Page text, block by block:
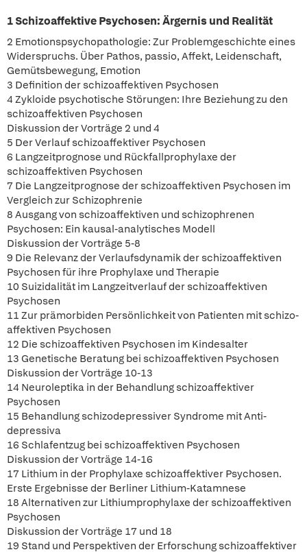
1 Schizoaffektive Psychosen: Ärgernis und Realität
2 Emotionspsychopathologie: Zur Problemgeschichte eines
Widerspruchs. Über Pathos, passio, Affekt, Leidenschaft,
Gemütsbewegung, Emotion
3 Definition der schizoaffektiven Psychosen
4 Zykloide psychotische Störungen: Ihre Beziehung zu den
schizoaffektiven Psychosen
Diskussion der Vorträge 2 und 4
5 Der Verlauf schizoaffektiver Psychosen
6 Langzeitprognose und Rückfallprophylaxe der
schizoaffektiven Psychosen
7 Die Langzeitprognose der schizoaffektiven Psychosen im
Vergleich zur Schizophrenie
8 Ausgang von schizoaffektiven und schizophrenen
Psychosen: Ein kausal-analytisches Modell
Diskussion der Vorträge 5-8
9 Die Relevanz der Verlaufsdynamik der schizoaffektiven
Psychosen für ihre Prophylaxe und Therapie
10 Suizidalität im Langzeitverlauf der schizoaffektiven
Psychosen
11 Zur prämorbiden Persönlichkeit von Patienten mit schizo-
affektiven Psychosen
12 Die schizoaffektiven Psychosen im Kindesalter
13 Genetische Beratung bei schizoaffektiven Psychosen
Diskussion der Vorträge 10-13
14 Neuroleptika in der Behandlung schizoaffektiver
Psychosen
15 Behandlung schizodepressiver Syndrome mit Anti-
depressiva
16 Schlafentzug bei schizoaffektiven Psychosen
Diskussion der Vorträge 14-16
17 Lithium in der Prophylaxe schizoaffektiver Psychosen.
Erste Ergebnisse der Berliner Lithium-Katamnese
18 Alternativen zur Lithiumprophylaxe der schizoaffektiven
Psychosen
Diskussion der Vorträge 17 und 18
19 Stand und Perspektiven der Erforschung schizoaffektiver